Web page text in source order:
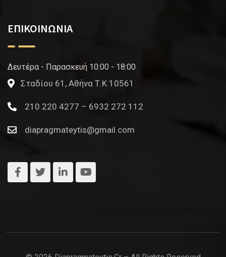
ΕΠΙΚΟΙΝΩΝΙΑ
Δευτέρα - Παρασκευή 10:00 - 18:00
Σταδίου 61, Αθήνα Τ.Κ 10561
210 220 4277 – 6932 272 112
diapragmateytis@gmail.com